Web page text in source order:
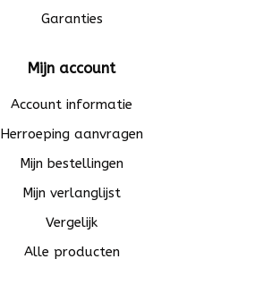
Garanties
Mijn account
Account informatie
Herroeping aanvragen
Mijn bestellingen
Mijn verlanglijst
Vergelijk
Alle producten